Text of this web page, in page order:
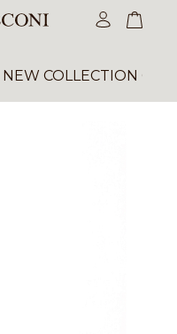
NEW COLLECTION